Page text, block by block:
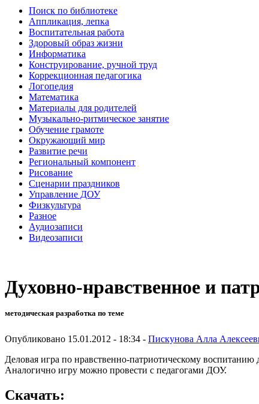
Поиск по библиотеке
Аппликация, лепка
Воспитательная работа
Здоровый образ жизни
Информатика
Конструирование, ручной труд
Коррекционная педагогика
Логопедия
Математика
Материалы для родителей
Музыкально-ритмическое занятие
Обучение грамоте
Окружающий мир
Развитие речи
Региональный компонент
Рисование
Сценарии праздников
Управление ДОУ
Физкультура
Разное
Аудиозаписи
Видеозаписи
Духовно-нравственное и
методическая разработка по теме
Опубликовано 15.01.2012 - 18:34 - Пискунова Алла
Деловая игра по нравственно-патриотическому
Аналогично игру можно провести с педагогами ДОУ.
Скачать: